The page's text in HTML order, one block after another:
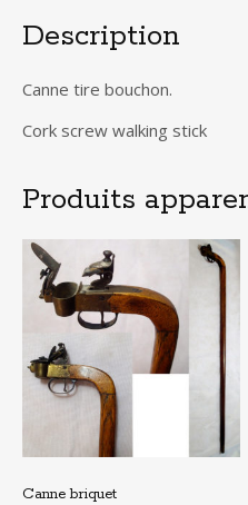
Description
Canne tire bouchon.
Cork screw walking stick
Produits
Canne briquet